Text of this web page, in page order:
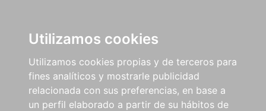
Utilizamos cookies
Utilizamos cookies propias y de terceros para
fines analíticos y mostrarle publicidad
relacionada con sus preferencias, en base a
un perfil elaborado a partir de su hábitos de